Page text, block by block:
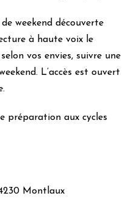
weekend découverte
à haute voix le
vos envies, suivre une
L’accès est ouvert
préparation aux cycles
Montlaux